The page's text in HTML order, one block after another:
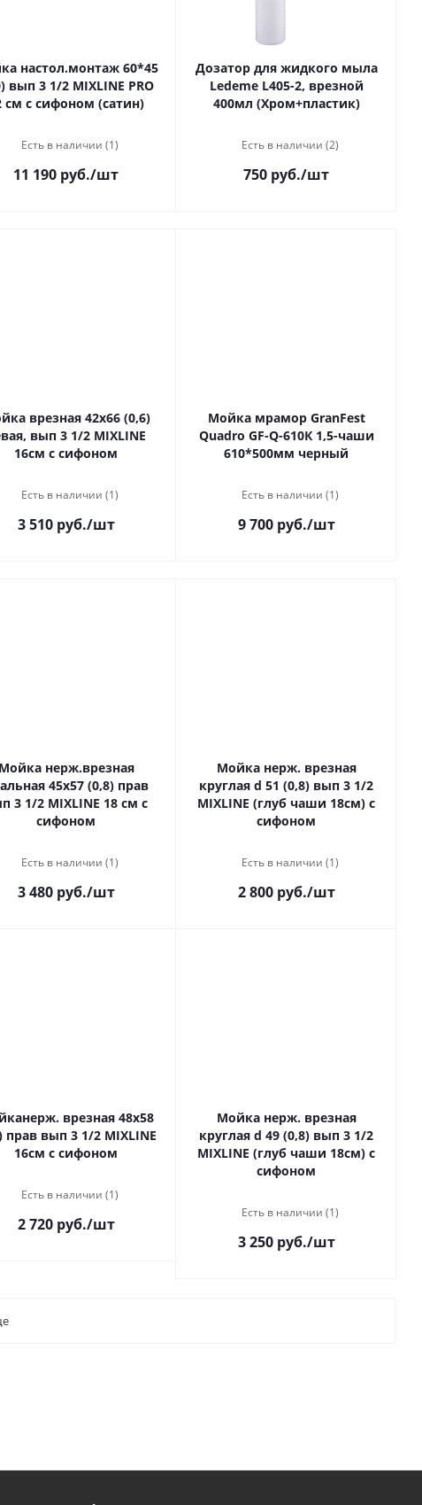
настол.монтаж 60*45
вып 3 1/2 MIXLINE PRO
см с сифоном (сатин)
Есть в наличии (1)
11 190 руб./шт
Дозатор для жидкого мыла
Ledeme L405-2, врезной
400мл (Хром+пластик)
Есть в наличии (2)
750 руб./шт
врезная 42х66 (0,6)
вып 3 1/2 MIXLINE
16см с сифоном
Есть в наличии (1)
3 510 руб./шт
Мойка мрамор GranFest
Quadro GF-Q-610К 1,5-чаши
610*500мм черный
Есть в наличии (1)
9 700 руб./шт
Мойка нерж.врезная
45х57 (0,8) прав
3 1/2 MIXLINE 18 см с
сифоном
Есть в наличии (1)
3 480 руб./шт
Мойка нерж. врезная
круглая d 51 (0,8) вып 3 1/2
MIXLINE (глуб чаши 18см) с
сифоном
Есть в наличии (1)
2 800 руб./шт
врезная 48х58
прав вып 3 1/2 MIXLINE
16см с сифоном
Есть в наличии (1)
2 720 руб./шт
Мойка нерж. врезная
круглая d 49 (0,8) вып 3 1/2
MIXLINE (глуб чаши 18см) с
сифоном
Есть в наличии (1)
3 250 руб./шт